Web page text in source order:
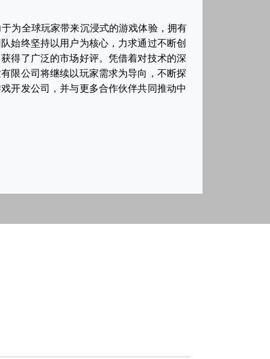
为全球玩家带来沉浸式的游戏体验，拥有
始终坚持以用户为核心，力求通过不断创
得了广泛的市场好评。凭借着对技术的深
限公司将继续以玩家需求为导向，不断探
开发公司，并与更多合作伙伴共同推动中